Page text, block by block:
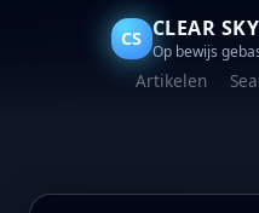
CS CLEAR
Op bewijs
Artikelen